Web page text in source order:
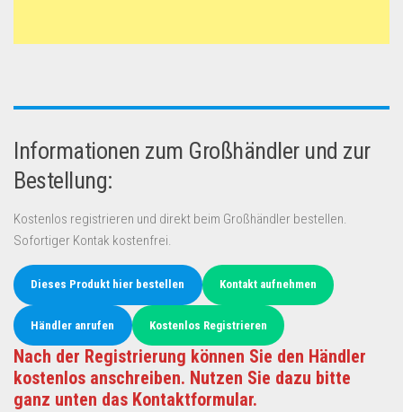
Informationen zum Großhändler und zur
Bestellung:
Kostenlos registrieren und direkt beim Großhändler bestellen.
Sofortiger Kontak kostenfrei.
Dieses Produkt hier bestellen Kontakt aufnehmen
Händler anrufen Kostenlos Registrieren
Nach der Registrierung können Sie den Händler
kostenlos anschreiben. Nutzen Sie dazu bitte
ganz unten das Kontaktformular.